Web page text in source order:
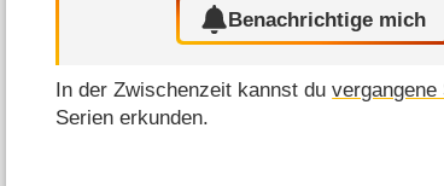
Benachrichtige mich
In der Zwischenzeit kannst duvergangene
Serien erkunden.